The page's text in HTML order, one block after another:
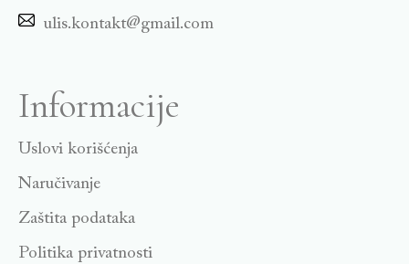
ulis.kontakt@gmail.com
Informacije
Uslovi korišćenja
Naručivanje
Zaštita podataka
Politika privatnosti